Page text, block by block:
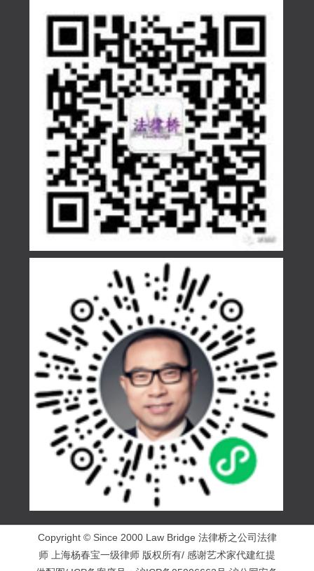
Copyright © Since 2000 Law Bridge 法律桥之公司法律
师 上海杨春宝一级律师 版权所有/ 感谢艺术家代建红提